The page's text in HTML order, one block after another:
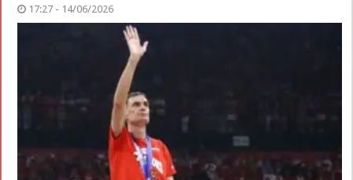
17:27 - 14/06/2026